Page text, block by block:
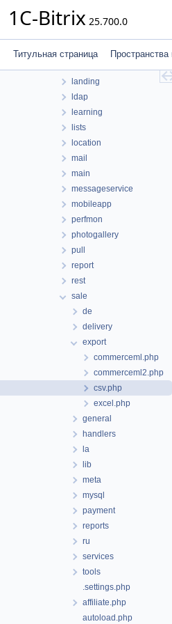
1C-Bitrix 25.700.0
Титульная страница
highloadblock
idea
landing
ldap
learning
lists
location
mail
main
messageservice
mobileapp
perfmon
photogallery
pull
report
rest
sale
de
delivery
export
commerceml.php
commerceml2.php
csv.php
excel.php
general
handlers
la
lib
meta
mysql
payment
reports
ru
services
tools
.settings.php
affiliate.php
autoload.php